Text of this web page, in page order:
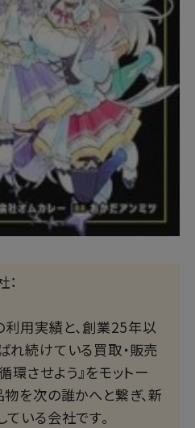
用実績と、創業25年以
れ続けている買取・販売
環させよう』をモットー
を次の誰かへと繋ぎ、新
いる会社です。